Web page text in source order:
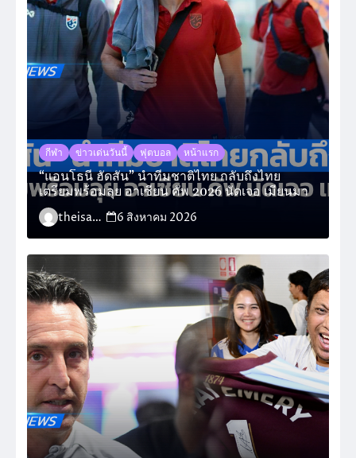
กีฬา ข่าวเด่นวันนี้ ฟุตบอล หน้าแรก
“แอนโธนี ฮัดสัน” นำทีมชาติไทย กลับถึงไทย
เตรียมพร้อมลุย อาเซียน คัพ 2026 นัดเจอ เมียนมา
theisara_admin 6 สิงหาคม 2026